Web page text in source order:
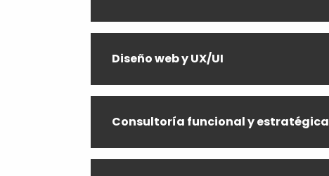
Diseño web y UX/UI
Consultoría funcional y estratégica